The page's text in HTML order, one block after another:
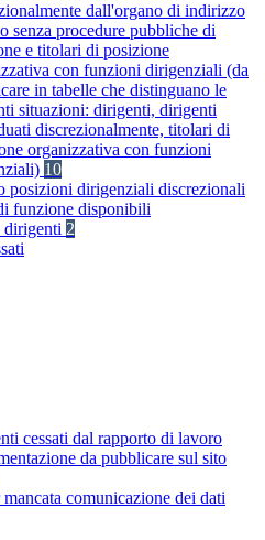
dall'organo di indirizzo
senza procedure pubbliche di
e titolari di posizione
con funzioni dirigenziali (da
in tabelle che distinguano le
situazioni: dirigenti, dirigenti
discrezionalmente, titolari di
organizzativa con funzioni
10
posizioni dirigenziali discrezionali
funzione disponibili
dirigenti 2
cessati dal rapporto di lavoro
da pubblicare sul sito
comunicazione dei dati